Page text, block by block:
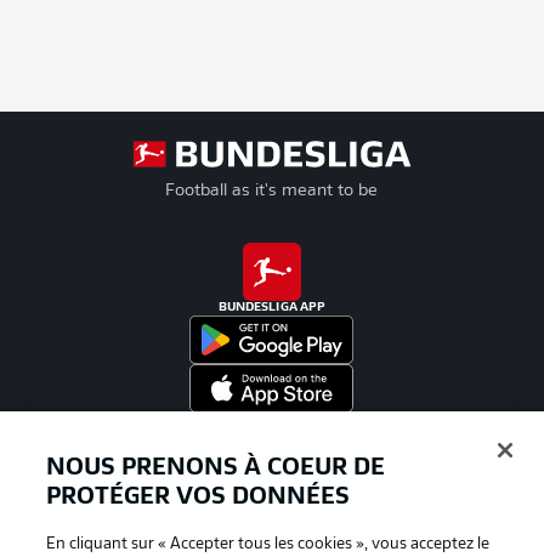
Football as it's meant to be
BUNDESLIGA APP
NOUS PRENONS À COEUR DE
PROTÉGER VOS DONNÉES
En cliquant sur « Accepter tous les cookies », vous acceptez le